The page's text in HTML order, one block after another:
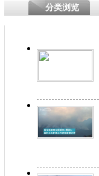
分类浏览